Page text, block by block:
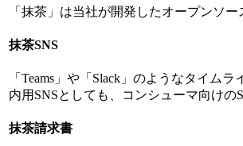
「抹茶」は当社が開発したオープンソ
抹茶SNS
「Teams」や「Slack」のようなタイム
内用SNSとしても、コンシューマ向けの
抹茶請求書